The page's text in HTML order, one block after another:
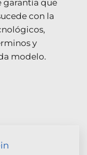
garantía que
con la
y
modelo.